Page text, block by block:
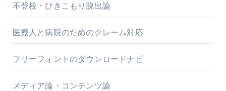
不登校・ひきこもり脱出論
医療人と病院のためのクレーム対応
フリーフォントのダウンロードナビ
メディア論・コンテンツ論